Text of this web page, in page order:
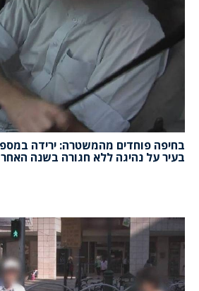
בחיפה פוחדים מהמשטרה: ירידה
בעיר על נהיגה ללא חגורה בשנה